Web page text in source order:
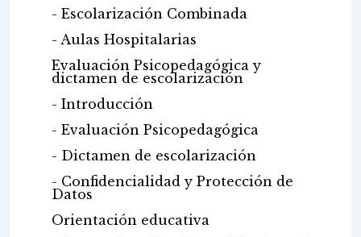
- Escolarización Combinada
- Aulas Hospitalarias
Evaluación Psicopedagógica y
dictamen de escolarización
- Introducción
- Evaluación Psicopedagógica
- Dictamen de escolarización
- Confidencialidad y Protección de
Datos
Orientación educativa